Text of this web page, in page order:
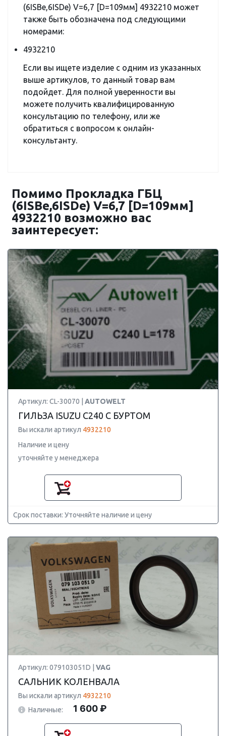
(6ISBe,6ISDe) V=6,7 [D=109мм] 4932210 может
также быть обозначена под следующими
номерами:
4932210
Если вы ищете изделие с одним из указанных
выше артикулов, то данный товар вам
подойдет. Для полной уверенности вы
можете получить квалифицированную
консультацию по телефону, или же
обратиться с вопросом к онлайн-
консультанту.
Помимо Прокладка ГБЦ
(6ISBe,6ISDe) V=6,7 [D=109мм]
4932210 возможно вас
заинтересует:
Артикул: CL-30070 | AUTOWELT
ГИЛЬЗА ISUZU C240 С БУРТОМ
Вы искали артикул 4932210
Наличие и цену
уточняйте у менеджера
Срок поставки: Уточняйте наличие и цену
Артикул: 079103051D | VAG
САЛЬНИК КОЛЕНВАЛА
Вы искали артикул 4932210
Наличные:
1 600 ₽